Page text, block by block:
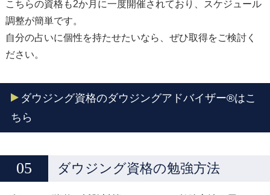
こちらの資格も2か月に一度開催されており、スケジュール
調整が簡単です。
自分の占いに個性を持たせたいなら、ぜひ取得をご検討く
ださい。
ダウジング資格のダウジングアドバイザー®はこ
ちら
ダウジング資格の勉強方法